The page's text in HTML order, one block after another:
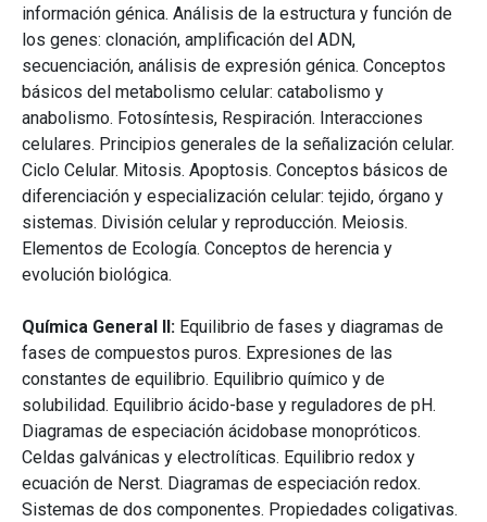
información génica. Análisis de la estructura y función de
los genes: clonación, amplificación del ADN,
secuenciación, análisis de expresión génica. Conceptos
básicos del metabolismo celular: catabolismo y
anabolismo. Fotosíntesis, Respiración. Interacciones
celulares. Principios generales de la señalización celular.
Ciclo Celular. Mitosis. Apoptosis. Conceptos básicos de
diferenciación y especialización celular: tejido, órgano y
sistemas. División celular y reproducción. Meiosis.
Elementos de Ecología. Conceptos de herencia y
evolución biológica.
Química General II: Equilibrio de fases y diagramas de
fases de compuestos puros. Expresiones de las
constantes de equilibrio. Equilibrio químico y de
solubilidad. Equilibrio ácido-base y reguladores de pH.
Diagramas de especiación ácidobase monopróticos.
Celdas galvánicas y electrolíticas. Equilibrio redox y
ecuación de Nerst. Diagramas de especiación redox.
Sistemas de dos componentes. Propiedades coligativas.